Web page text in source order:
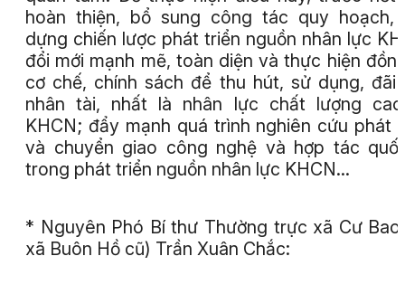
hoàn thiện, bổ sung công tác quy hoạch,
dựng chiến lược phát triển nguồn nhân lực
đổi mới mạnh mẽ, toàn diện và thực hiện
cơ chế, chính sách để thu hút, sử dụng, đãi
nhân tài, nhất là nhân lực chất lượng
KHCN; đẩy mạnh quá trình nghiên cứu phát
và chuyển giao công nghệ và hợp tác
trong phát triển nguồn nhân lực KHCN...
* Nguyên Phó Bí thư Thường trực xã Cư
xã Buôn Hồ cũ) Trần Xuân Chắc: